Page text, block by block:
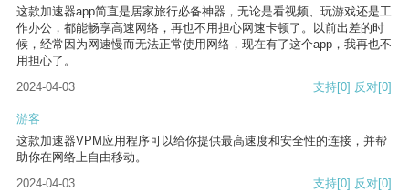
这款加速器app简直是居家旅行必备神器，无论是看视频、玩游戏还是工
作办公，都能畅享高速网络，再也不用担心网速卡顿了。以前出差的时
候，经常因为网速慢而无法正常使用网络，现在有了这个app，我再也不
用担心了。
2024-04-03
支持[0] 反对[0]
游客
这款加速器VPM应用程序可以给你提供最高速度和安全性的连接，并帮
助你在网络上自由移动。
2024-04-03
支持[0] 反对[0]